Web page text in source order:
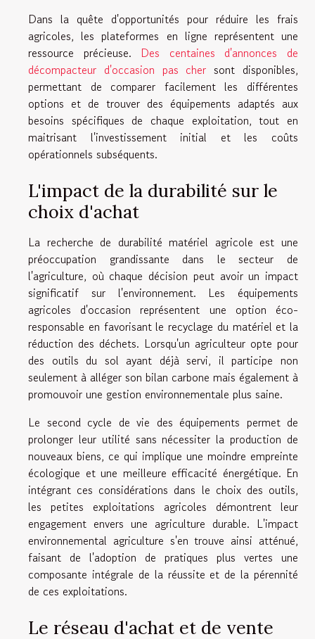
Dans la quête d'opportunités pour réduire les frais
agricoles, les plateformes en ligne représentent une
ressource précieuse. Des centaines d'annonces de
décompacteur d'occasion pas cher sont disponibles,
permettant de comparer facilement les différentes
options et de trouver des équipements adaptés aux
besoins spécifiques de chaque exploitation, tout en
maitrisant l'investissement initial et les coûts
opérationnels subséquents.
L'impact de la durabilité sur le
choix d'achat
La recherche de durabilité matériel agricole est une
préoccupation grandissante dans le secteur de
l'agriculture, où chaque décision peut avoir un impact
significatif sur l'environnement. Les équipements
agricoles d'occasion représentent une option éco-
responsable en favorisant le recyclage du matériel et la
réduction des déchets. Lorsqu'un agriculteur opte pour
des outils du sol ayant déjà servi, il participe non
seulement à alléger son bilan carbone mais également à
promouvoir une gestion environnementale plus saine.
Le second cycle de vie des équipements permet de
prolonger leur utilité sans nécessiter la production de
nouveaux biens, ce qui implique une moindre empreinte
écologique et une meilleure efficacité énergétique. En
intégrant ces considérations dans le choix des outils,
les petites exploitations agricoles démontrent leur
engagement envers une agriculture durable. L'impact
environnemental agriculture s'en trouve ainsi atténué,
faisant de l'adoption de pratiques plus vertes une
composante intégrale de la réussite et de la pérennité
de ces exploitations.
Le réseau d'achat et de vente